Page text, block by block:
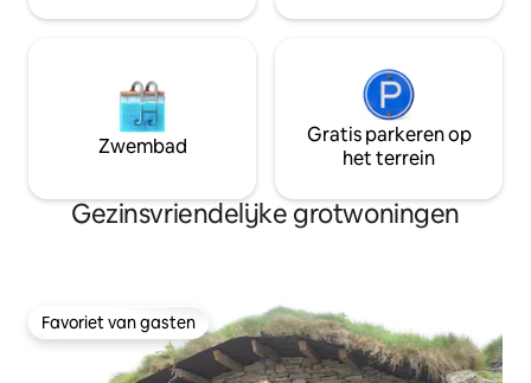
Zwembad
Gratis parkeren op
het terrein
Gezinsvriendelijke grotwoningen
Favoriet van gasten
Favoriet van gasten